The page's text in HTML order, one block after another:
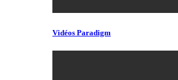
Vidéos Paradigm